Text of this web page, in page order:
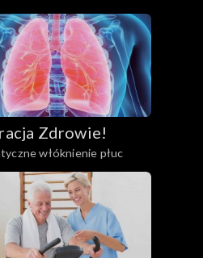
Zdrowie!
włóknienie płuc